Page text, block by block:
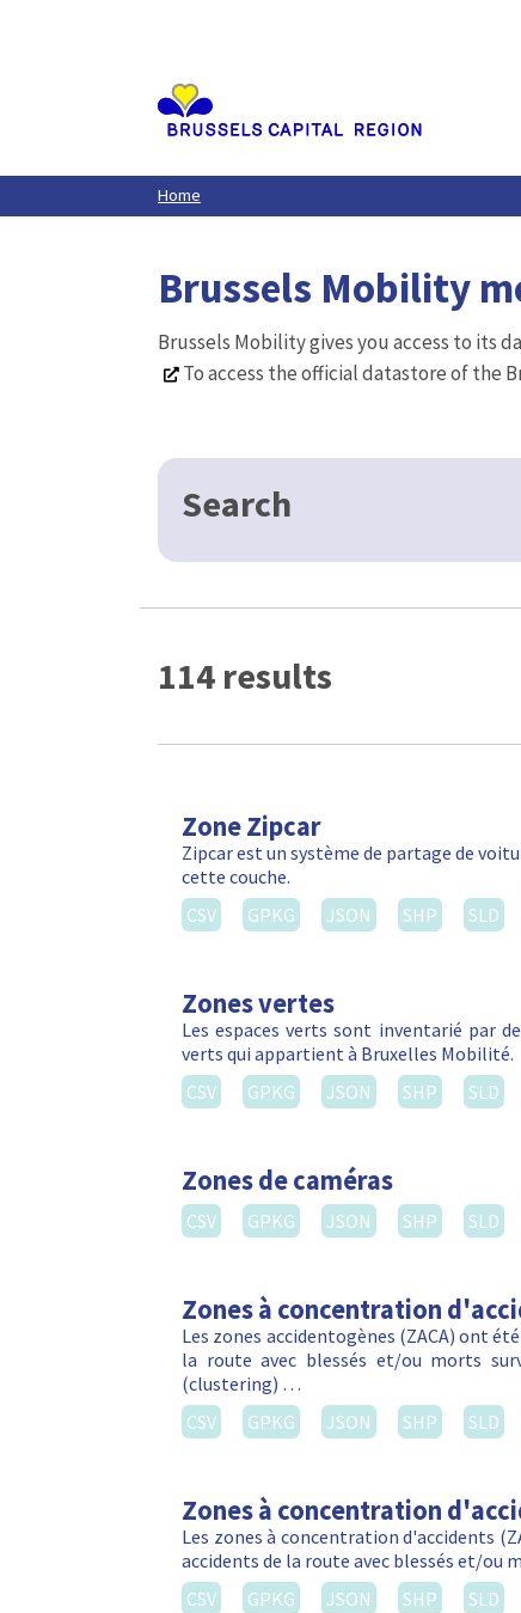
Home
Brussels Mobility
Brussels Mobility gives you access to its
To access the official datastore of the
Search
114 results
Zone Zipcar
Zipcar est un système de partage de
cette couche.
CSV
GPKG JSON SHP SLD
Zones vertes
Les espaces verts sont inventarié par
verts qui appartient à Bruxelles Mobilité.
CSV
GPKG JSON SHP SLD
Zones de caméras
CSV GPKG JSON SHP SLD
Zones à concentration
Les zones accidentogènes (ZACA) ont
la route avec blessés et/ou morts
(clustering) …
CSV
GPKG JSON SHP SLD
Zones à concentration
Les zones à concentration d'accidents
accidents de la route avec blessés et/ou
CSV
GPKG JSON SHP SLD